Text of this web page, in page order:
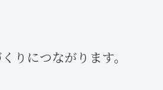
りにつながります。